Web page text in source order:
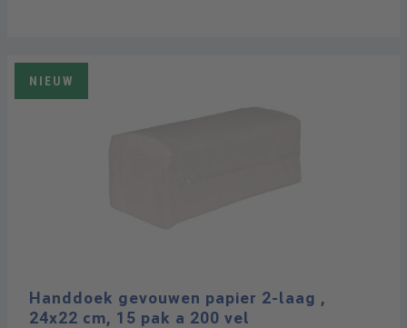
NIEUW
Handdoek gevouwen papier 2-laag ,
24x22 cm, 15 pak a 200 vel